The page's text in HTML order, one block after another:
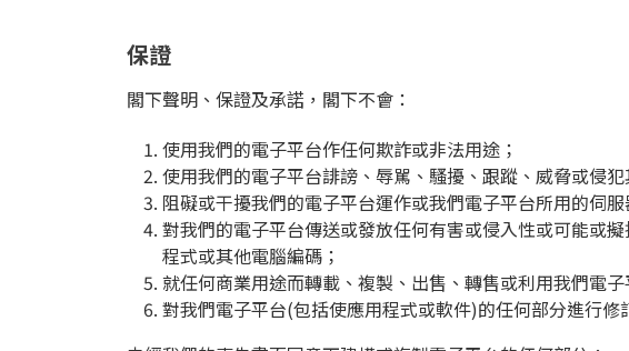
保證
閣下聲明、保證及承諾，閣下不會：
使用我們的電子平台作任何欺詐或非法用途；
使用我們的電子平台誹謗、辱駡、騷擾、跟蹤、威脅或侵
阻礙或干擾我們的電子平台運作或我們電子平台所用的伺
對我們的電子平台傳送或發放任何有害或侵入性或可能或
程式或其他電腦編碼；
就任何商業用途而轉載、複製、出售、轉售或利用我們電
對我們電子平台(包括使應用程式或軟件)的任何部分進行